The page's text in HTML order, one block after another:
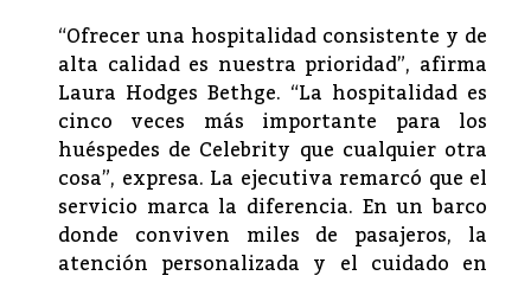
“Ofrecer una hospitalidad consistente y de
alta calidad es nuestra prioridad”, afirma
Laura Hodges Bethge. “La hospitalidad es
cinco veces más importante para los
huéspedes de Celebrity que cualquier otra
cosa”, expresa. La ejecutiva remarcó que el
servicio marca la diferencia. En un barco
donde conviven miles de pasajeros, la
atención personalizada y el cuidado en